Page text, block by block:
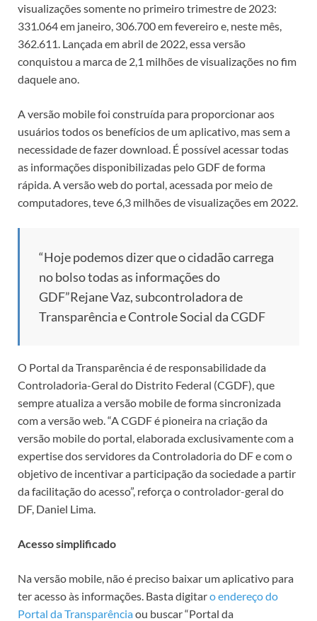
visualizações somente no primeiro trimestre de 2023:
331.064 em janeiro, 306.700 em fevereiro e, neste mês,
362.611. Lançada em abril de 2022, essa versão
conquistou a marca de 2,1 milhões de visualizações no fim
daquele ano.
A versão mobile foi construída para proporcionar aos
usuários todos os benefícios de um aplicativo, mas sem a
necessidade de fazer download. É possível acessar todas
as informações disponibilizadas pelo GDF de forma
rápida. A versão web do portal, acessada por meio de
computadores, teve 6,3 milhões de visualizações em 2022.
“Hoje podemos dizer que o cidadão carrega
no bolso todas as informações do
GDF”Rejane Vaz, subcontroladora de
Transparência e Controle Social da CGDF
O Portal da Transparência é de responsabilidade da
Controladoria-Geral do Distrito Federal (CGDF), que
sempre atualiza a versão mobile de forma sincronizada
com a versão web. “A CGDF é pioneira na criação da
versão mobile do portal, elaborada exclusivamente com a
expertise dos servidores da Controladoria do DF e com o
objetivo de incentivar a participação da sociedade a partir
da facilitação do acesso”, reforça o controlador-geral do
DF, Daniel Lima.
Acesso simplificado
Na versão mobile, não é preciso baixar um aplicativo para
ter acesso às informações. Basta digitaro endereço do
Portal da Transparênciaou buscar “Portal da